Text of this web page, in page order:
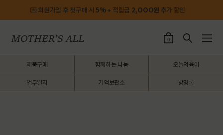
💌 회원가입 후 첫구매 시5%+ 적립금 2,OOO원 추가 할인
0
제품구매 함께하는 나눔 오늘의육아
업무일지 기억보관소 방명록